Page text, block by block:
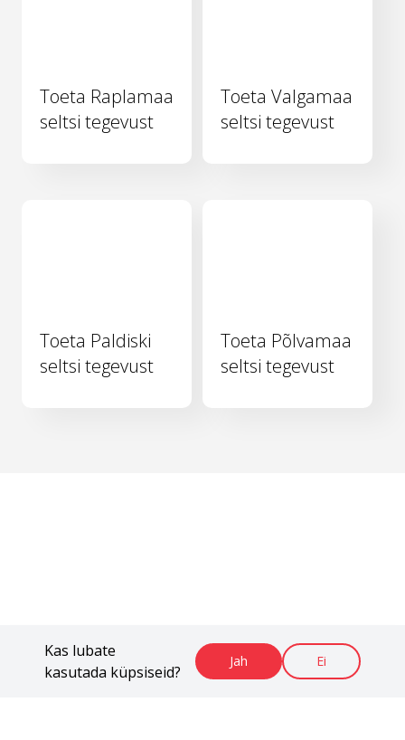
Kas lubate
kasutada küpsiseid?
Jah Ei
Toeta Raplamaa
seltsi tegevust
Toeta Valgamaa
seltsi tegevust
Toeta Paldiski
seltsi tegevust
Toeta Põlvamaa
seltsi tegevust